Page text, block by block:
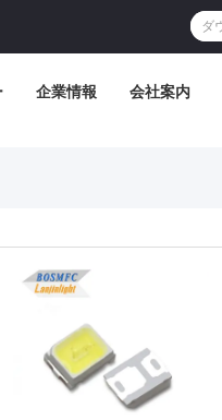
企業情報 会社案内